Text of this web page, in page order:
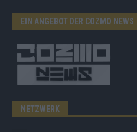
EIN ANGEBOT DER COZMO NEWS
NETZWERK